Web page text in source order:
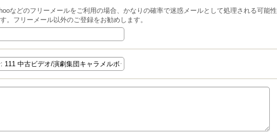
などのフリーメールをご利用の場合、かなりの確率で迷惑メールとして処理される可能性
。フリーメール以外のご登録をお勧めします。